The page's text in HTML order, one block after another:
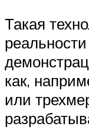
Такая
как,
или